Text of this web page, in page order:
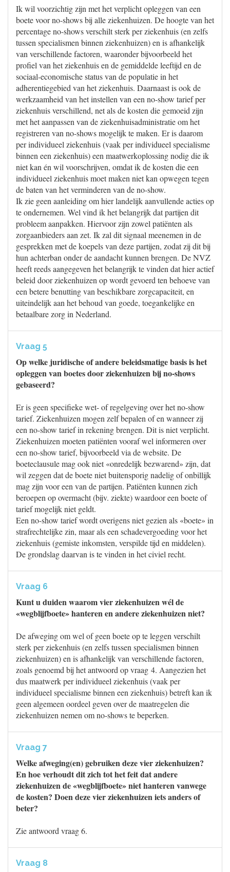
Ik wil voorzichtig zijn met het verplicht opleggen van een
boete voor no-shows bij alle ziekenhuizen. De hoogte van het
percentage no-shows verschilt sterk per ziekenhuis (en zelfs
tussen specialismen binnen ziekenhuizen) en is afhankelijk
van verschillende factoren, waaronder bijvoorbeeld het
profiel van het ziekenhuis en de gemiddelde leeftijd en de
sociaal-economische status van de populatie in het
adherentiegebied van het ziekenhuis. Daarnaast is ook de
werkzaamheid van het instellen van een no-show tarief per
ziekenhuis verschillend, net als de kosten die gemoeid zijn
met het aanpassen van de ziekenhuisadministratie om het
registreren van no-shows mogelijk te maken. Er is daarom
per individueel ziekenhuis (vaak per individueel specialisme
binnen een ziekenhuis) een maatwerkoplossing nodig die ik
niet kan én wil voorschrijven, omdat ik de kosten die een
individueel ziekenhuis moet maken niet kan opwegen tegen
de baten van het verminderen van de no-show.
Ik zie geen aanleiding om hier landelijk aanvullende acties op
te ondernemen. Wel vind ik het belangrijk dat partijen dit
probleem aanpakken. Hiervoor zijn zowel patiënten als
zorgaanbieders aan zet. Ik zal dit signaal meenemen in de
gesprekken met de koepels van deze partijen, zodat zij dit bij
hun achterban onder de aandacht kunnen brengen. De NVZ
heeft reeds aangegeven het belangrijk te vinden dat hier actief
beleid door ziekenhuizen op wordt gevoerd ten behoeve van
een betere benutting van beschikbare zorgcapaciteit, en
uiteindelijk aan het behoud van goede, toegankelijke en
betaalbare zorg in Nederland.
Vraag 5
Op welke juridische of andere beleidsmatige basis is het
opleggen van boetes door ziekenhuizen bij no-shows
gebaseerd?
Er is geen specifieke wet- of regelgeving over het no-show
tarief. Ziekenhuizen mogen zelf bepalen of en wanneer zij
een no-show tarief in rekening brengen. Dit is niet verplicht.
Ziekenhuizen moeten patiënten vooraf wel informeren over
een no-show tarief, bijvoorbeeld via de website. De
boeteclausule mag ook niet «onredelijk bezwarend» zijn, dat
wil zeggen dat de boete niet buitensporig nadelig of onbillijk
mag zijn voor een van de partijen. Patiënten kunnen zich
beroepen op overmacht (bijv. ziekte) waardoor een boete of
tarief mogelijk niet geldt.
Een no-show tarief wordt overigens niet gezien als «boete» in
strafrechtelijke zin, maar als een schadevergoeding voor het
ziekenhuis (gemiste inkomsten, verspilde tijd en middelen).
De grondslag daarvan is te vinden in het civiel recht.
Vraag 6
Kunt u duiden waarom vier ziekenhuizen wél de
«wegblijfboete» hanteren en andere ziekenhuizen niet?
De afweging om wel of geen boete op te leggen verschilt
sterk per ziekenhuis (en zelfs tussen specialismen binnen
ziekenhuizen) en is afhankelijk van verschillende factoren,
zoals genoemd bij het antwoord op vraag 4. Aangezien het
dus maatwerk per individueel ziekenhuis (vaak per
individueel specialisme binnen een ziekenhuis) betreft kan ik
geen algemeen oordeel geven over de maatregelen die
ziekenhuizen nemen om no-shows te beperken.
Vraag 7
Welke afweging(en) gebruiken deze vier ziekenhuizen?
En hoe verhoudt dit zich tot het feit dat andere
ziekenhuizen de «wegblijfboete» niet hanteren vanwege
de kosten? Doen deze vier ziekenhuizen iets anders of
beter?
Zie antwoord vraag 6.
Vraag 8